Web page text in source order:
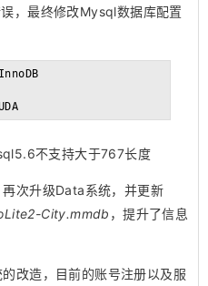
，最终修改Mysql数据库配置
不支持大于767长度
再次升级Data系统，并更新
City.mmdb ，提升了信息
改造，目前的账号注册以及服